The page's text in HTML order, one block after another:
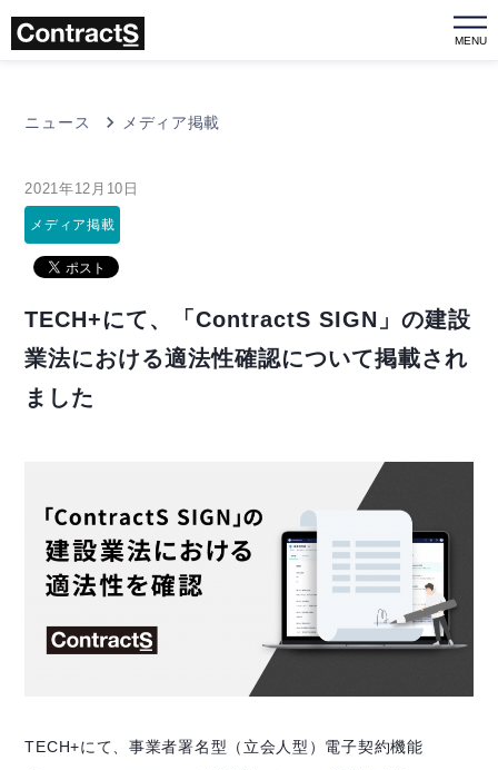
MENU
ニュース メディア掲載
2021年12月10日
メディア掲載
TECH+にて、「ContractS SIGN」の建設
業法における適法性確認について掲載され
ました
TECH+にて、事業者署名型（立会人型）電子契約機能